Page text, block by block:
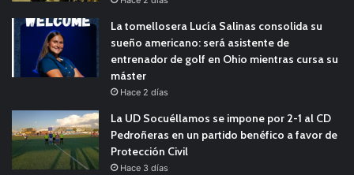
La tomellosera Lucía Salinas consolida su
sueño americano: será asistente de
entrenador de golf en Ohio mientras cursa su
máster
Hace 2 días
La UD Socuéllamos se impone por 2-1 al CD
Pedroñeras en un partido benéfico a favor de
Protección Civil
Hace 3 días